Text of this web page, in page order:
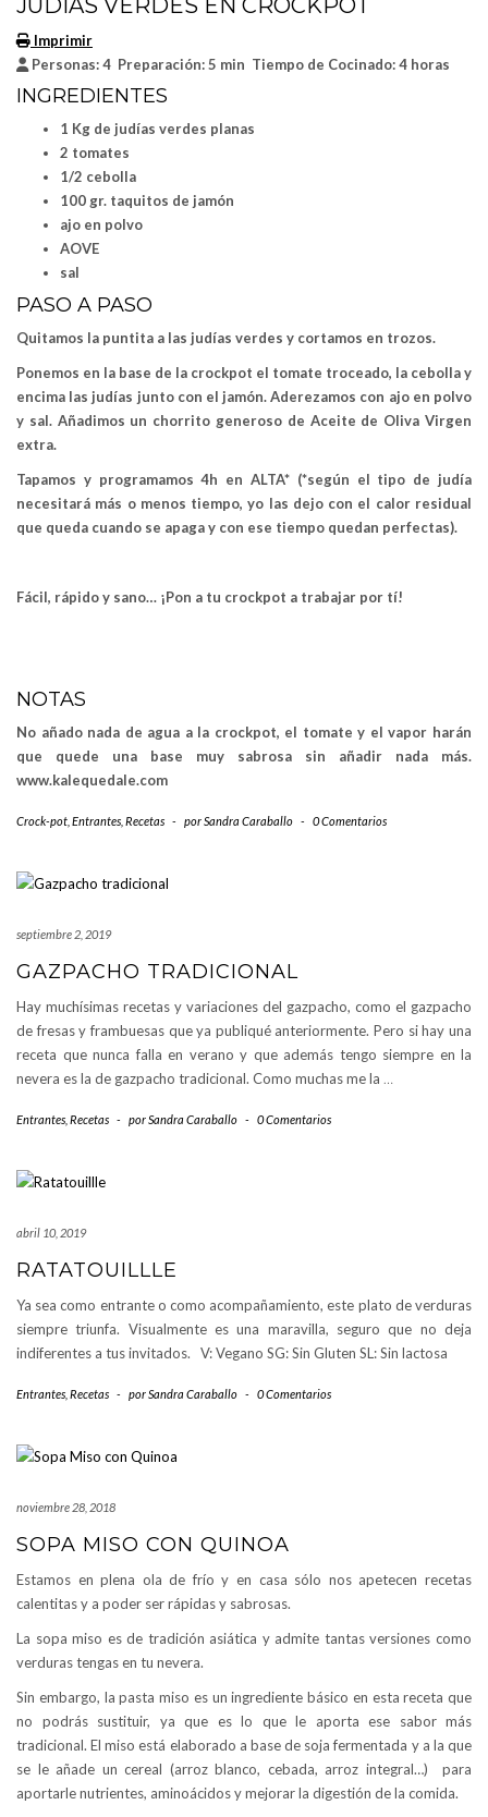
Imprimir
Personas:4 Preparación:5 min Tiempo de Cocinado:4 horas
INGREDIENTES
1 Kg de judías verdes planas
2 tomates
1/2 cebolla
100 gr. taquitos de jamón
ajo en polvo
AOVE
sal
PASO A PASO
Quitamos la puntita a las judías verdes y cortamos en trozos.
Ponemos en la base de la crockpot el tomate troceado, la cebolla y
encima las judías junto con el jamón. Aderezamos con ajo en polvo
y sal. Añadimos un chorrito generoso de Aceite de Oliva Virgen
extra.
Tapamos y programamos4h en ALTA* (*según el tipo de judía
necesitará más o menos tiempo, yo las dejo con el calor residual
que queda cuando se apaga y con ese tiempo quedan perfectas).
Fácil, rápido y sano… ¡Pon a tu crockpot a trabajar por tí!
NOTAS
No añado nada de agua a la crockpot, el tomate y el vapor harán
que quede una base muy sabrosa sin añadir nada más.
www.kalequedale.com
Crock-pot Entrantes Recetas - porSandra Caraballo - 0 Comentarios
septiembre 2, 2019
GAZPACHO TRADICIONAL
Hay muchísimas recetas y variaciones del gazpacho, como el gazpacho
de fresas y frambuesas que ya publiqué anteriormente. Pero si hay una
receta que nunca falla en verano y que además tengo siempre en la
nevera es la de gazpacho tradicional. Como muchas me la …
Entrantes Recetas - porSandra Caraballo - 0 Comentarios
abril 10, 2019
RATATOUILLLE
Ya sea como entrante o como acompañamiento, este plato de verduras
siempre triunfa. Visualmente es una maravilla, seguro que no deja
indiferentes a tus invitados. V: Vegano SG: Sin Gluten SL: Sin lactosa
Entrantes Recetas - porSandra Caraballo - 0 Comentarios
noviembre 28, 2018
SOPA MISO CON QUINOA
Estamos en plena ola de frío y en casa sólo nos apetecen recetas
calentitas y a poder ser rápidas y sabrosas.
La sopa miso es de tradición asiática y admite tantas versiones como
verduras tengas en tu nevera.
Sin embargo, la pasta miso es un ingrediente básico en esta receta que
no podrás sustituir, ya que es lo que le aporta ese sabor más
tradicional. El miso está elaborado a base de soja fermentada y a la que
se le añade un cereal (arroz blanco, cebada, arroz integral…) para
aportarle nutrientes, aminoácidos y mejorar la digestión de la comida.